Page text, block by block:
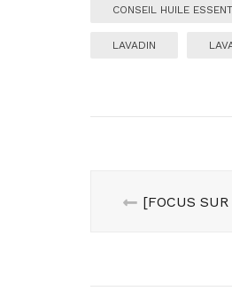
CONSEIL HUILE
LAVADIN